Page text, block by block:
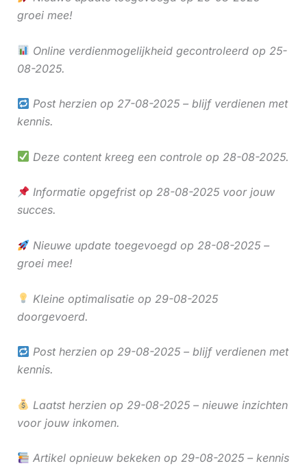
groei mee!
Online verdienmogelijkheid gecontroleerd op 25-
08-2025.
Post herzien op 27-08-2025 – blijf verdienen met
kennis.
Deze content kreeg een controle op 28-08-2025.
Informatie opgefrist op 28-08-2025 voor jouw
succes.
Nieuwe update toegevoegd op 28-08-2025 –
groei mee!
Kleine optimalisatie op 29-08-2025
doorgevoerd.
Post herzien op 29-08-2025 – blijf verdienen met
kennis.
Laatst herzien op 29-08-2025 – nieuwe inzichten
voor jouw inkomen.
Artikel opnieuw bekeken op 29-08-2025 – kennis